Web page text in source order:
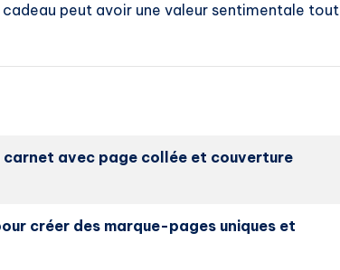
peut avoir une valeur sentimentale tout
carnet avec page collée et couverture
créer des marque-pages uniques et